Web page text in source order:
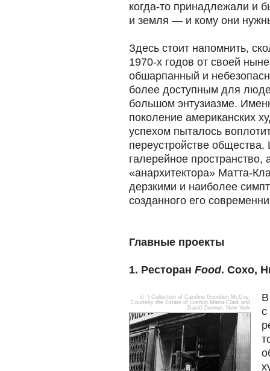
когда-то принадлежали и
и земля — и кому они
Здесь стоит напомнить,
1970-х годов от своей
обшарпанный и
более доступным для
большом энтузиазме.
поколение американских
успехом пыталось
переустройстве
галерейное
«анархитектора» Маттa-
дерзкими и наиболее
созданного его
Главные проекты
1. Ресторан Food. Сохо,
© ) Collection of Caroline Goodden McCoy.
Courtesy the Estate of Gordon Matta-Clark and
David Zwirner, New York
с